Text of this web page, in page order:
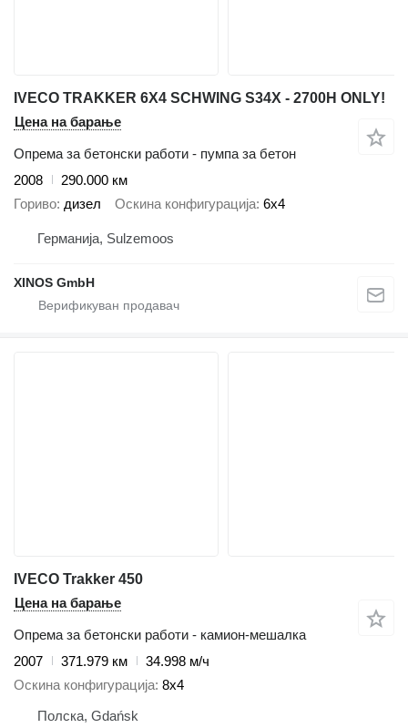
IVECO TRAKKER 6X4 SCHWING S34X - 2700H ONLY!
Цена на барање
Опрема за бетонски работи - пумпа за бетон
2008
290.000 км
Гориво дизел Оскина конфигурација 6x4
Германија, Sulzemoos
XINOS GmbH
IVECO Trakker 450
Цена на барање
Опрема за бетонски работи - камион-мешалка
2007
371.979 км
34.998 м/ч
Оскина конфигурација 8x4
Полска, Gdańsk